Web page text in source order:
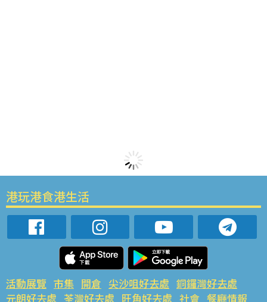
港玩港食港生活
活動展覽 市集 開倉 尖沙咀好去處 銅鑼灣好去處
元朗好去處 荃灣好去處 旺角好去處 社會 餐廳情報